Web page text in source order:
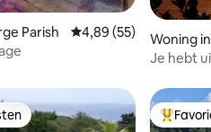
Parish Gemiddelde
4,89 (55)
Woning
Je hebt